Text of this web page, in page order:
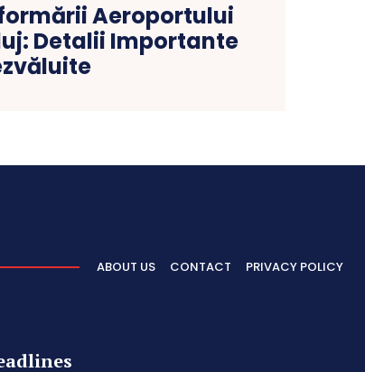
Aeroportului
Detalii Importante
ABOUT US CONTACT PRIVACY POLICY